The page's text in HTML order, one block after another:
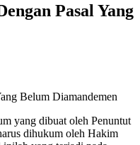
Pasal Yang
Belum Diamandemen
yang dibuat oleh Penuntut
dihukum oleh Hakim